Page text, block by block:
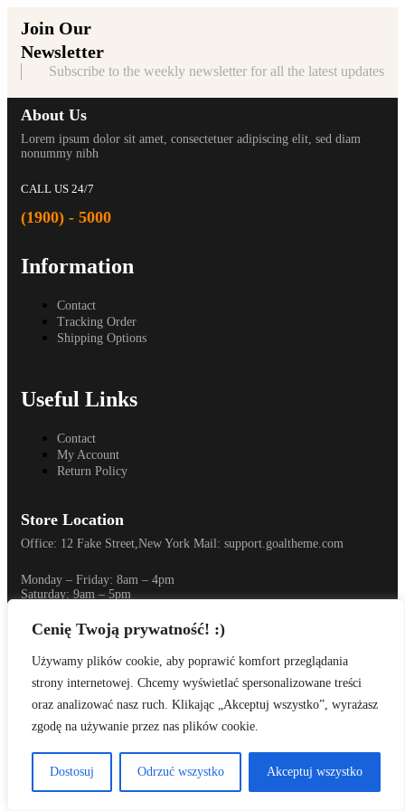
Cenię Twoją prywatność! :)
Używamy plików cookie, aby poprawić komfort przeglądania
strony internetowej. Chcemy wyświetlać spersonalizowane treści
oraz analizować nasz ruch. Klikając „Akceptuj wszystko”, wyrażasz
zgodę na używanie przez nas plików cookie.
Dostosuj Odrzuć wszystko Akceptuj wszystko
Join Our
Newsletter
Subscribe to the weekly newsletter for all the latest updates
About Us
Lorem ipsum dolor sit amet, consectetuer adipiscing elit, sed diam
nonummy nibh
CALL US 24/7
(1900) - 5000
Information
Contact
Tracking Order
Shipping Options
Useful Links
Contact
My Account
Return Policy
Store Location
Office: 12 Fake Street,New York Mail: support.goaltheme.com
Monday – Friday: 8am – 4pm
Saturday: 9am – 5pm